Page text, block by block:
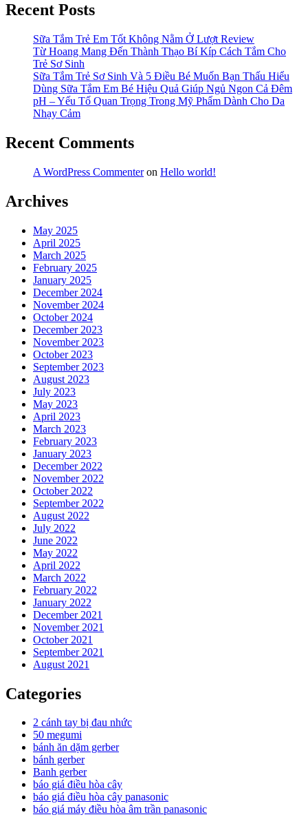
Recent Posts
Sữa Tắm Trẻ Em Tốt Không Nằm Ở Lượt Review
Từ Hoang Mang Đến Thành Thạo Bí Kíp Cách Tắm Cho
Trẻ Sơ Sinh
Sữa Tắm Trẻ Sơ Sinh Và 5 Điều Bé Muốn Bạn Thấu Hiểu
Dùng Sữa Tắm Em Bé Hiệu Quả Giúp Ngủ Ngon Cả Đêm
pH – Yếu Tố Quan Trọng Trong Mỹ Phẩm Dành Cho Da
Nhạy Cảm
Recent Comments
A WordPress Commenteron Hello world!
Archives
May 2025
April 2025
March 2025
February 2025
January 2025
December 2024
November 2024
October 2024
December 2023
November 2023
October 2023
September 2023
August 2023
July 2023
May 2023
April 2023
March 2023
February 2023
January 2023
December 2022
November 2022
October 2022
September 2022
August 2022
July 2022
June 2022
May 2022
April 2022
March 2022
February 2022
January 2022
December 2021
November 2021
October 2021
September 2021
August 2021
Categories
2 cánh tay bị đau nhức
50 megumi
bánh ăn dặm gerber
bánh gerber
Banh gerber
báo giá điều hòa cây
báo giá điều hòa cây panasonic
báo giá máy điều hòa âm trần panasonic